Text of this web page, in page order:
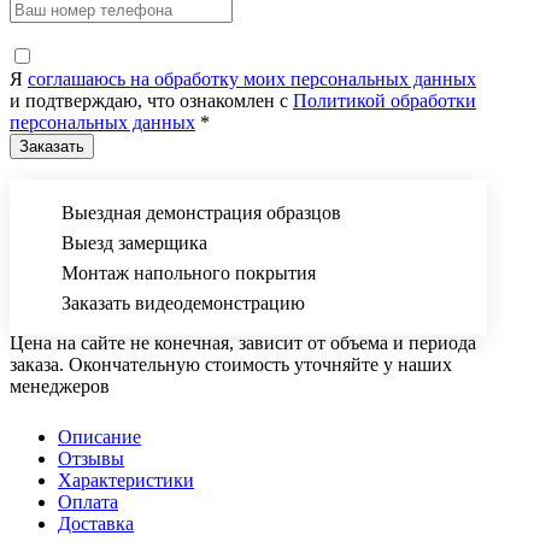
Я соглашаюсь на обработку моих персональных данных
и подтверждаю, что ознакомлен с Политикой обработки
персональных данных *
Выездная демонстрация образцов
Выезд замерщика
Монтаж напольного покрытия
Заказать видеодемонстрацию
Цена на сайте не конечная, зависит от объема и периода
заказа. Окончательную стоимость уточняйте у наших
менеджеров
Описание
Отзывы
Характеристики
Оплата
Доставка